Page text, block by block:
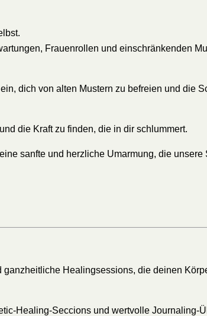
Frauenrollen und einschränkenden
dich von alten Mustern zu befreien und die
die Kraft zu finden, die in dir schlummert.
sanfte und herzliche Umarmung, die
Healingsessions, die deinen
Healing-Seccions und wertvolle Journaling-